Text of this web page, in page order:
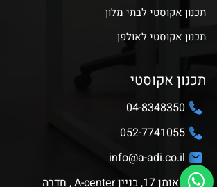
תכנון אקוסטי לבתי מלון
תכנון אקוסטי לאולפן
תכנון אקוסטי
04-8348350
052-7741055
info@a-adi.co.il
האומן 17, בניין A-center , חדרה